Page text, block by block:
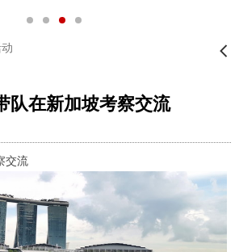
󰊒
队在新加坡考察交流
交流